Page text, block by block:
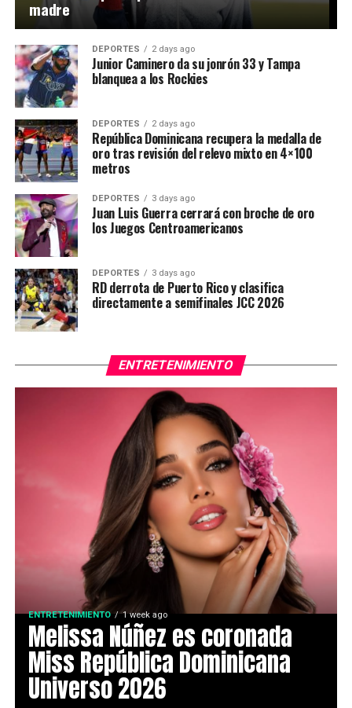
madre
DEPORTES 2 days ago
Junior Caminero da su jonrón 33 y Tampa
blanquea a los Rockies
DEPORTES 2 days ago
República Dominicana recupera la medalla de
oro tras revisión del relevo mixto en 4×100
metros
DEPORTES 3 days ago
Juan Luis Guerra cerrará con broche de oro
los Juegos Centroamericanos
DEPORTES 3 days ago
RD derrota de Puerto Rico y clasifica
directamente a semifinales JCC 2026
ENTRETENIMIENTO
ENTRETENIMIENTO 1 week ago
Melissa Núñez es coronada
Miss República Dominicana
Universo 2026